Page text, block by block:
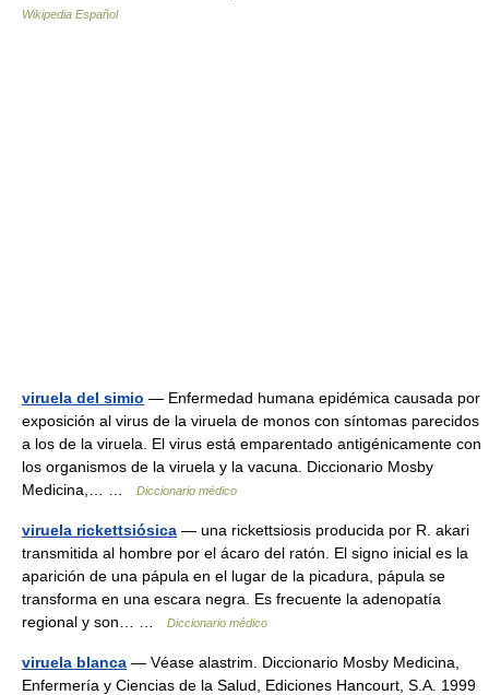
Wikipedia Español
viruela del simio — Enfermedad humana epidémica causada por
exposición al virus de la viruela de monos con síntomas parecidos
a los de la viruela. El virus está emparentado antigénicamente con
los organismos de la viruela y la vacuna. Diccionario Mosby
Medicina,… …
Diccionario médico
viruela rickettsiósica — una rickettsiosis producida por R. akari
transmitida al hombre por el ácaro del ratón. El signo inicial es la
aparición de una pápula en el lugar de la picadura, pápula se
transforma en una escara negra. Es frecuente la adenopatía
regional y son… …
Diccionario médico
viruela blanca — Véase alastrim. Diccionario Mosby Medicina,
Enfermería y Ciencias de la Salud, Ediciones Hancourt, S.A. 1999